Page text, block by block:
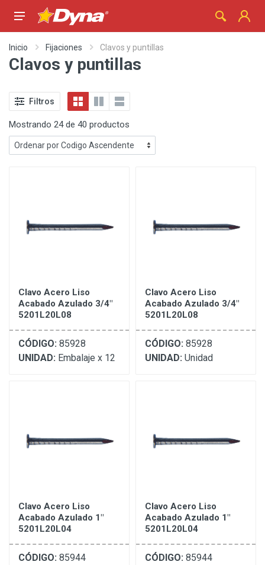
Inicio Fijaciones Clavos y puntillas
Clavos y puntillas
Filtros
Mostrando 24 de 40 productos
Clavo Acero Liso
Acabado Azulado 3/4"
5201L20L08
CÓDIGO: 85928
UNIDAD: Embalaje x 12
Clavo Acero Liso
Acabado Azulado 3/4"
5201L20L08
CÓDIGO: 85928
UNIDAD: Unidad
Clavo Acero Liso
Acabado Azulado 1"
5201L20L04
CÓDIGO: 85944
Clavo Acero Liso
Acabado Azulado 1"
5201L20L04
CÓDIGO: 85944